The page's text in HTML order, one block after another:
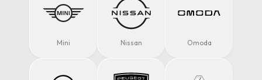
Mini Nissan Omoda